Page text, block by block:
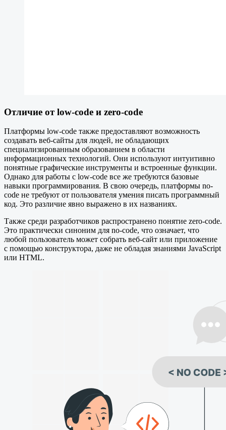
Отличие от low-code и zero-code
Платформы low-code также предоставляют возможность
создавать веб-сайты для людей, не обладающих
специализированным образованием в области
информационных технологий. Они используют интуитивно
понятные графические инструменты и встроенные функции.
Однако для работы с low-code все же требуются базовые
навыки программирования. В свою очередь, платформы no-
code не требуют от пользователя умения писать программный
код. Это различие явно выражено в их названиях.
Также среди разработчиков распространено понятие zero-code.
Это практически синоним для no-code, что означает, что
любой пользователь может собрать веб-сайт или приложение
с помощью конструктора, даже не обладая знаниями JavaScript
или HTML.